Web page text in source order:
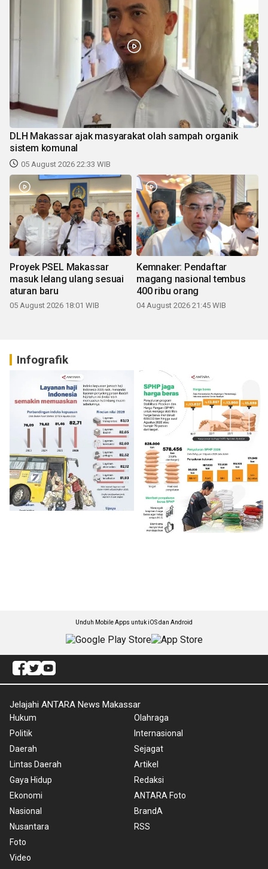
DLH Makassar ajak masyarakat olah sampah organik
sistem komunal
05 August 2026 22:33 WIB
Proyek PSEL Makassar
masuk lelang ulang sesuai
aturan baru
05 August 2026 18:01 WIB
Kemnaker: Pendaftar
magang nasional tembus
400 ribu orang
04 August 2026 21:45 WIB
Infografik
Unduh Mobile Apps untuk iOS dan Android
Jelajahi ANTARA News Makassar
Hukum
Politik
Daerah
Lintas Daerah
Gaya Hidup
Ekonomi
Nasional
Nusantara
Foto
Video
Olahraga
Internasional
Sejagat
Artikel
Redaksi
ANTARA Foto
BrandA
RSS